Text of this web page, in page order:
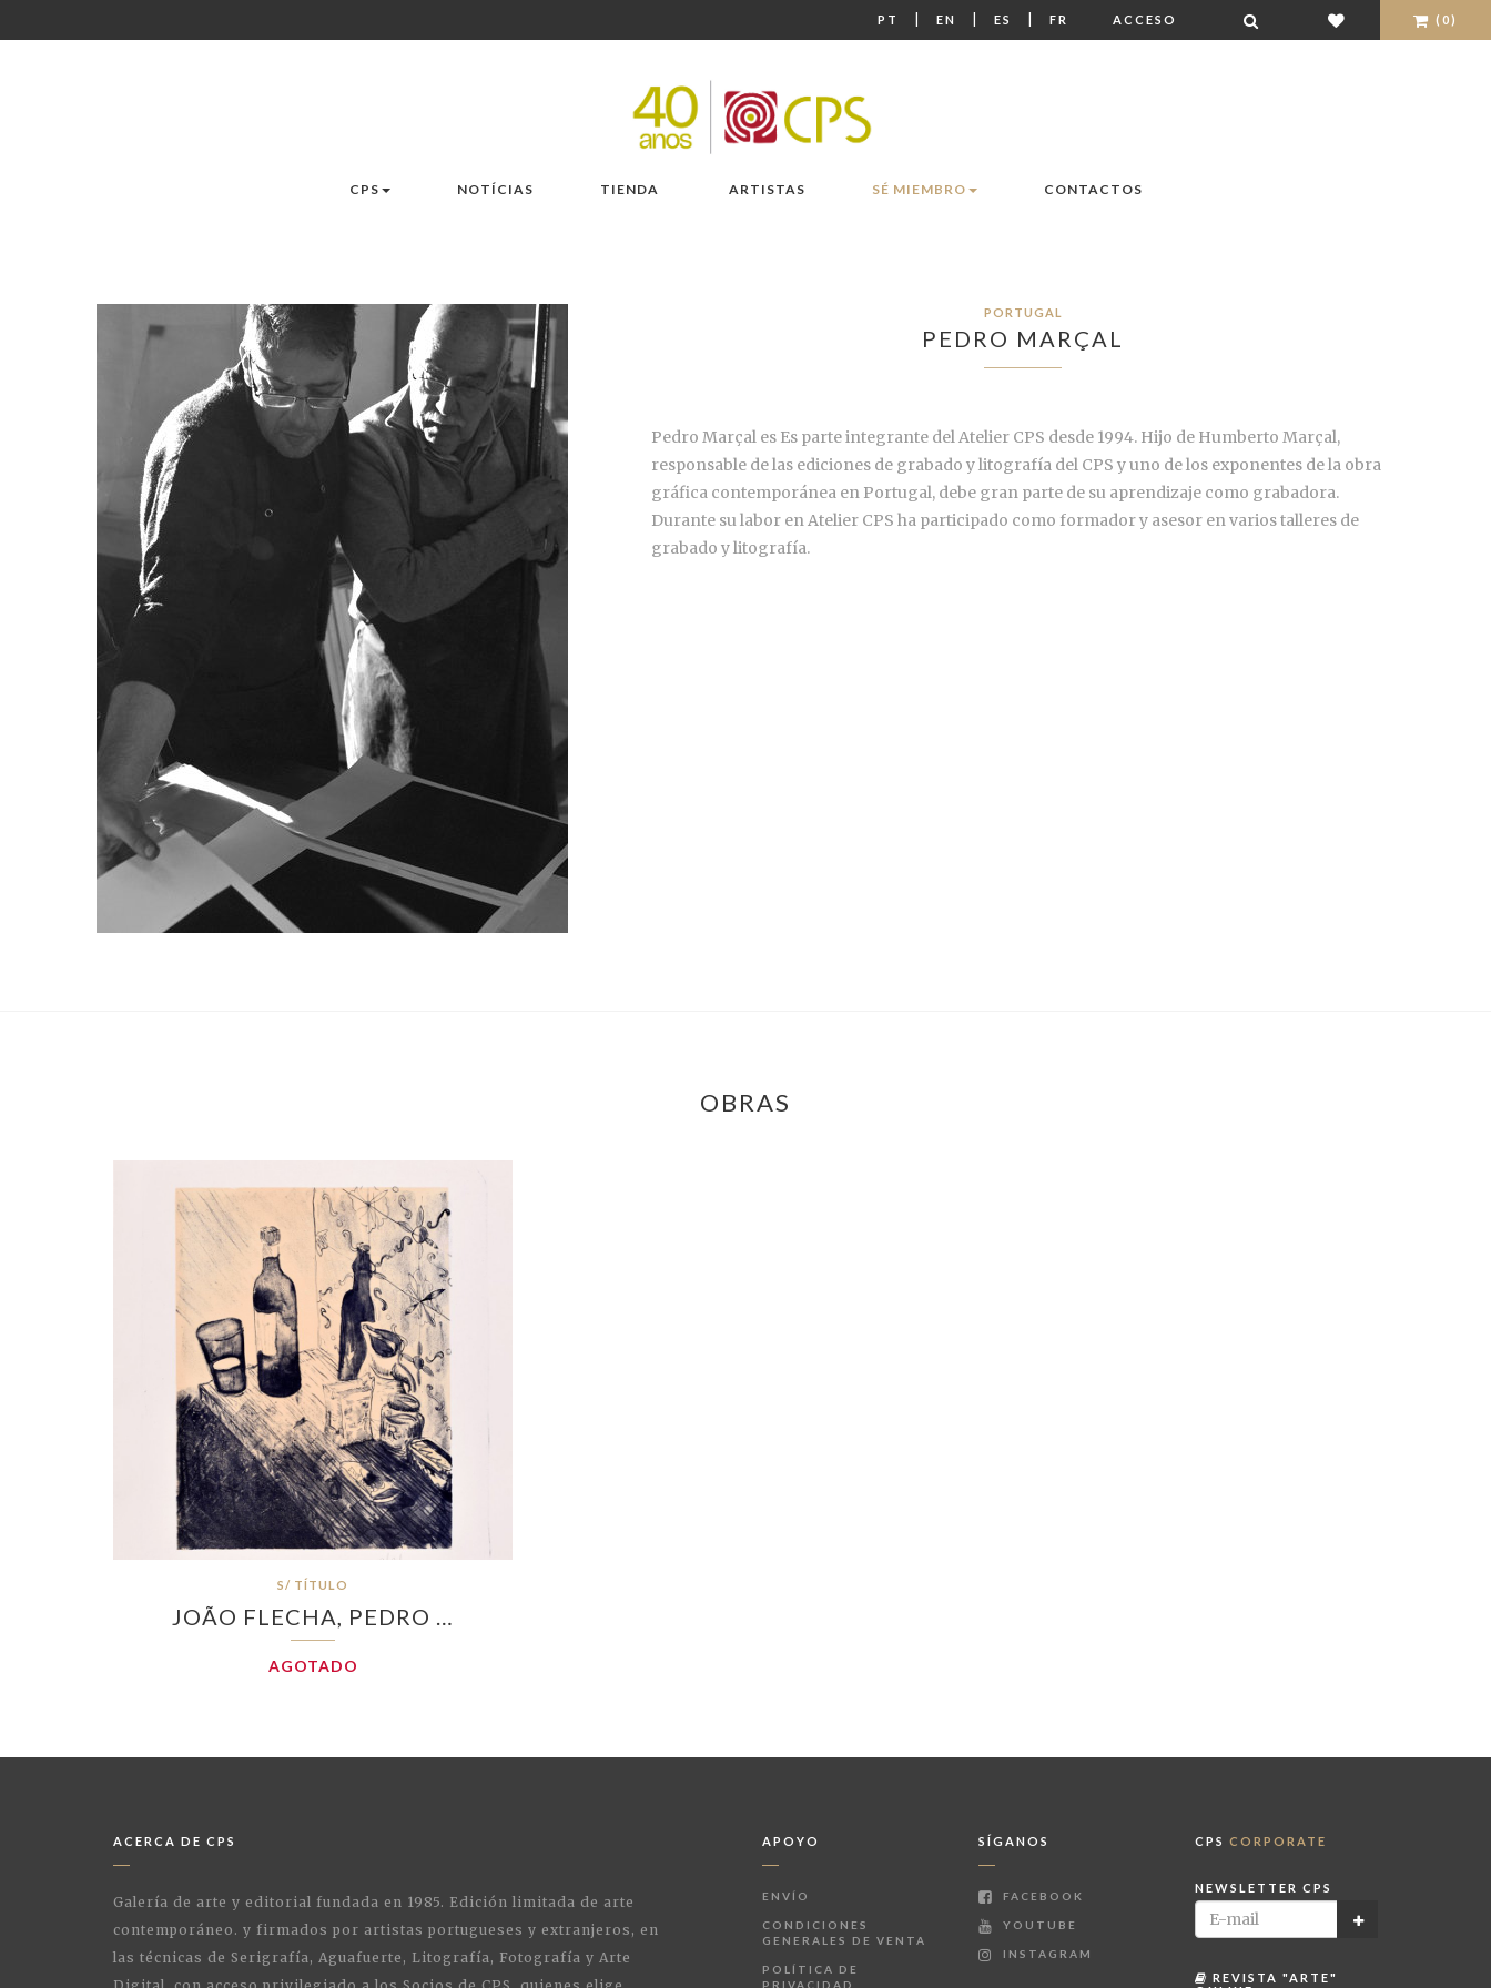
PT | EN | ES | FR ACCESO (0)
CPS NOTÍCIAS TIENDA ARTISTAS SÉ MIEMBRO CONTACTOS
PORTUGAL
PEDRO MARÇAL
Pedro Marçal es Es parte integrante del Atelier CPS desde 1994. Hijo de Humberto Marçal,
responsable de las ediciones de grabado y litografía del CPS y uno de los exponentes de la obra
gráfica contemporánea en Portugal, debe gran parte de su aprendizaje como grabadora.
Durante su labor en Atelier CPS ha participado como formador y asesor en varios talleres de
grabado y litografía.
OBRAS
S/ TÍTULO
JOÃO FLECHA, PEDRO …
AGOTADO
ACERCA DE CPS
Galería de arte y editorial fundada en 1985. Edición limitada de arte
contemporáneo. y firmados por artistas portugueses y extranjeros, en
las técnicas de Serigrafía, Aguafuerte, Litografía, Fotografía y Arte
APOYO
ENVÍO
CONDICIONES
GENERALES DE VENTA
POLÍTICA DE
PRIVACIDAD
SÍGANOS
FACEBOOK
YOUTUBE
INSTAGRAM
CPS CORPORATE
NEWSLETTER CPS
REVISTA "ARTE"